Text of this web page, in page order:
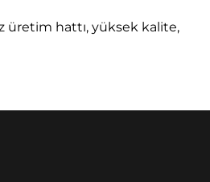
üretim hattı, yüksek kalite,